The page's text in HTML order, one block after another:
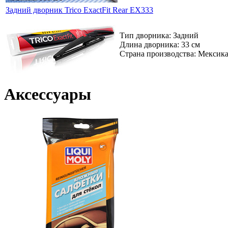
Задний дворник Trico ExactFit Rear EX333
Тип дворника: Задний
Длина дворника: 33 см
Страна производства: Мексика
Аксессуары